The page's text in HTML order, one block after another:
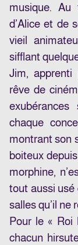
musique. Au
d’Alice et de
vieil
sifflant
Jim, apprenti
rêve de
chaque
montrant son
boiteux
morphine,
tout aussi usé
salles qu’il ne
Pour le « Roi
chacun